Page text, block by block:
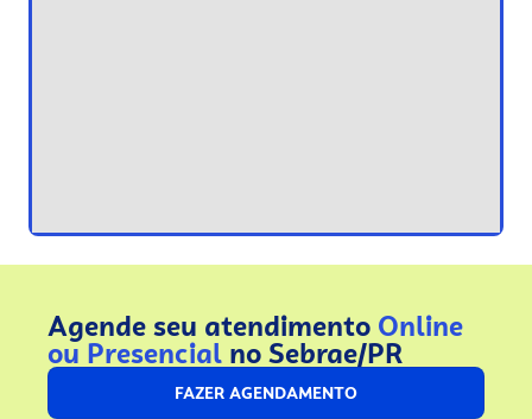
Agende seu atendimento Online
ou Presencial no Sebrae/PR
FAZER AGENDAMENTO